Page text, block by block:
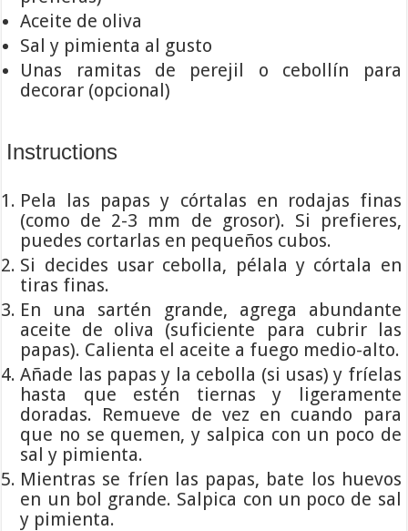
Aceite de oliva
Sal y pimienta al gusto
Unas ramitas de perejil o cebollín para
decorar (opcional)
Instructions
Pela las papas y córtalas en rodajas finas
(como de 2-3 mm de grosor). Si prefieres,
puedes cortarlas en pequeños cubos.
Si decides usar cebolla, pélala y córtala en
tiras finas.
En una sartén grande, agrega abundante
aceite de oliva (suficiente para cubrir las
papas). Calienta el aceite a fuego medio-alto.
Añade las papas y la cebolla (si usas) y fríelas
hasta que estén tiernas y ligeramente
doradas. Remueve de vez en cuando para
que no se quemen, y salpica con un poco de
sal y pimienta.
Mientras se fríen las papas, bate los huevos
en un bol grande. Salpica con un poco de sal
y pimienta.